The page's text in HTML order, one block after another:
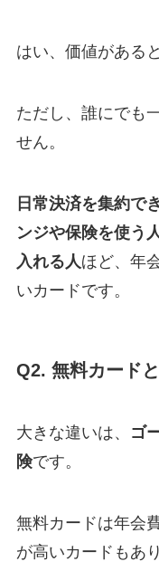
はい、価値がある
ただし、誰にでも
せん。
日常決済を集約で
ンジや保険を使う
入れる人 ほど、年
いカードです。
Q2. 無料カード
大きな違いは、
ゴ
険です。
無料カードは年会
が高いカードもあ